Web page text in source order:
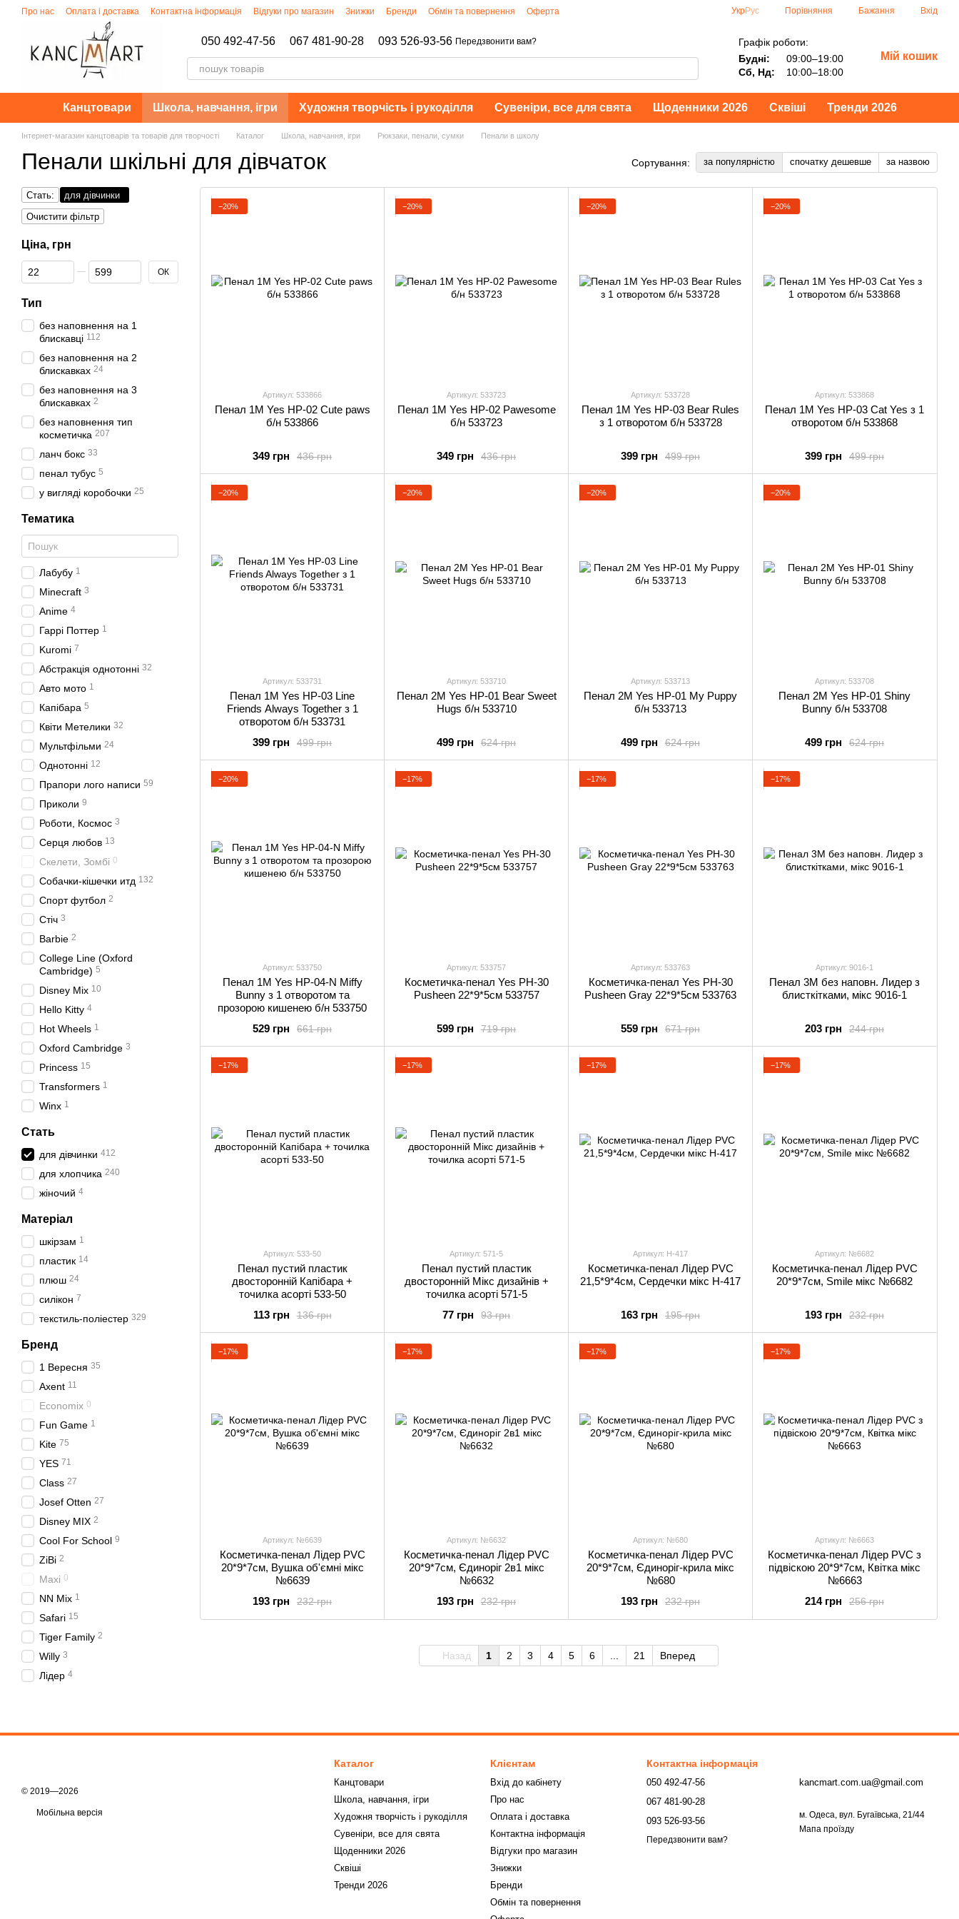
Перейти до основного контенту
Про нас Оплата і доставка Контактна інформація Відгуки про магазин Знижки Бренди Обмін та повернення
Оферта
Політика конфіденційності
УкрРус Порівняння Бажання Вхід
050 492-47-56 067 481-90-28 093 526-93-56 Передзвонити вам?
Графік роботи:
Будні:
09:00–19:00
Сб, Нд:
10:00–18:00
Мій кошик
Канцтовари Школа, навчання, ігри Художня творчість і рукоділля Сувеніри, все для свята Щоденники 2026 Сквіші Тренди 2026
Інтернет-магазин канцтоварів та товарів для творчості Каталог Школа, навчання, ігри Рюкзаки, пенали, сумки Пенали в школу
Пенали шкільні для дівчаток Сортування: за популярністю спочатку дешевше за назвою
−20%
Артикул: 533866
Пенал 1М Yes HP-02 Cute paws
б/н 533866
436 грн
349 грн
−20%
Артикул: 533723
Пенал 1М Yes HP-02 Pawesome
б/н 533723
436 грн
349 грн
−20%
Артикул: 533728
Пенал 1М Yes HP-03 Bear Rules
з 1 отворотом б/н 533728
499 грн
399 грн
−20%
Артикул: 533868
Пенал 1М Yes HP-03 Cat Yes з 1
отворотом б/н 533868
499 грн
399 грн
−20%
Артикул: 533731
Пенал 1М Yes HP-03 Line
Friends Always Together з 1
отворотом б/н 533731
499 грн
399 грн
−20%
Артикул: 533710
Пенал 2М Yes HP-01 Bear Sweet
Hugs б/н 533710
624 грн
499 грн
−20%
Артикул: 533713
Пенал 2М Yes HP-01 My Puppy
б/н 533713
624 грн
499 грн
−20%
Артикул: 533708
Пенал 2М Yes HP-01 Shiny
Bunny б/н 533708
624 грн
499 грн
−20%
Артикул: 533750
Пенал 1М Yes HP-04-N Miffy
Bunny з 1 отворотом та
прозорою кишенею б/н 533750
661 грн
529 грн
−17%
Артикул: 533757
Косметичка-пенал Yes PH-30
Pusheen 22*9*5см 533757
719 грн
599 грн
−17%
Артикул: 533763
Косметичка-пенал Yes PH-30
Pusheen Gray 22*9*5см 533763
671 грн
559 грн
−17%
Артикул: 9016-1
Пенал 3М без наповн. Лидер з
блисткітками, мікс 9016-1
244 грн
203 грн
−17%
Артикул: 533-50
Пенал пустий пластик
двосторонній Капібара +
точилка асорті 533-50
136 грн
113 грн
−17%
Артикул: 571-5
Пенал пустий пластик
двосторонній Мікс дизайнів +
точилка асорті 571-5
93 грн
77 грн
−17%
Артикул: Н-417
Косметичка-пенал Лідер PVC
21,5*9*4см, Сердечки мікс Н-417
195 грн
163 грн
−17%
Артикул: №6682
Косметичка-пенал Лідер PVC
20*9*7см, Smile мікс №6682
232 грн
193 грн
−17%
Артикул: №6639
Косметичка-пенал Лідер PVC
20*9*7см, Вушка об'ємні мікс
№6639
232 грн
193 грн
−17%
Артикул: №6632
Косметичка-пенал Лідер PVC
20*9*7см, Єдиноріг 2в1 мікс
№6632
232 грн
193 грн
−17%
Артикул: №680
Косметичка-пенал Лідер PVC
20*9*7см, Єдиноріг-крила мікс
№680
232 грн
193 грн
−17%
Артикул: №6663
Косметичка-пенал Лідер PVC з
підвіскою 20*9*7см, Квітка мікс
№6663
256 грн
214 грн
Назад 1 2 3 4 5 6 21 Вперед
Стать:
для дівчинки
Очистити фільтр
Ціна, грн
Від Ціна, грн
До Ціна, грн ОК
Тип
без наповнення на 1
блискавці 112
без наповнення на 2
блискавках 24
без наповнення на 3
блискавках 2
без наповнення тип
косметичка 207
ланч бокс 33
пенал тубус 5
у вигляді коробочки 25
Тематика
Лабубу 1
Minecraft 3
Anime 4
Гаррі Поттер 1
Kuromi 7
Абстракція однотонні 32
Авто мото 1
Капібара 5
Квіти Метелики 32
Мультфільми 24
Однотонні 12
Прапори лого написи 59
Приколи 9
Роботи, Космос 3
Серця любов 13
Скелети, Зомбі 0
Собачки-кішечки итд 132
Спорт футбол 2
Стіч 3
Barbie 2
College Line (Oxford
Cambridge) 5
Disney Mix 10
Hello Kitty 4
Hot Wheels 1
Oxford Cambridge 3
Princess 15
Transformers 1
Winx 1
Стать
для дівчинки 412
для хлопчика 240
жіночий 4
Матеріал
шкірзам 1
пластик 14
плюш 24
силікон 7
текстиль-поліестер 329
Бренд
1 Вересня 35
Axent 11
Economix 0
Fun Game 1
Kite 75
YES 71
Class 27
Josef Otten 27
Disney MIX 2
Cool For School 9
ZiBi 2
Maxi 0
NN Mix 1
Safari 15
Tiger Family 2
Willy 3
Лідер 4
© 2019—2026
Мобільна версія
Каталог
Канцтовари
Школа, навчання, ігри
Художня творчість і рукоділля
Сувеніри, все для свята
Щоденники 2026
Сквіші
Тренди 2026
Клієнтам
Вхід до кабінету
Про нас
Оплата і доставка
Контактна інформація
Відгуки про магазин
Знижки
Бренди
Обмін та повернення
Контактна інформація
050 492-47-56
067 481-90-28
093 526-93-56
Передзвонити вам?
kancmart.com.ua@gmail.com
м. Одеса, вул. Бугаївська, 21/44
Мапа проїзду